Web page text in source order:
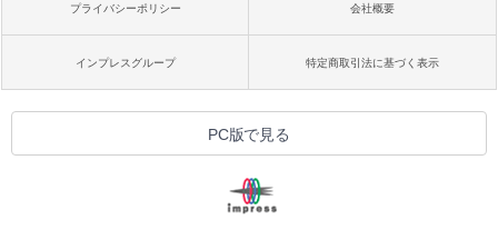
プライバシーポリシー 会社概要
インプレスグループ 特定商取引法に基づく表示
PC版で見る